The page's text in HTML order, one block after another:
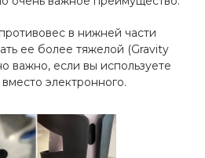
в нижней части
ее более тяжелой (Gravity
важно, если вы используете
электронного.